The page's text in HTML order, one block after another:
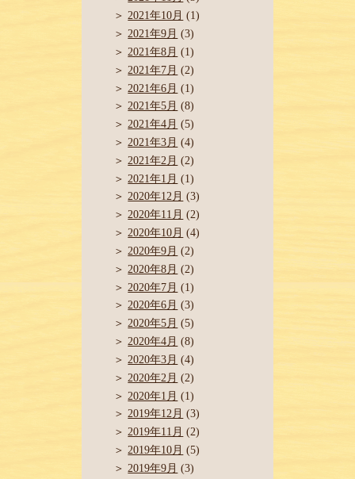
2021年10月 (1)
2021年9月 (3)
2021年8月 (1)
2021年7月 (2)
2021年6月 (1)
2021年5月 (8)
2021年4月 (5)
2021年3月 (4)
2021年2月 (2)
2021年1月 (1)
2020年12月 (3)
2020年11月 (2)
2020年10月 (4)
2020年9月 (2)
2020年8月 (2)
2020年7月 (1)
2020年6月 (3)
2020年5月 (5)
2020年4月 (8)
2020年3月 (4)
2020年2月 (2)
2020年1月 (1)
2019年12月 (3)
2019年11月 (2)
2019年10月 (5)
2019年9月 (3)